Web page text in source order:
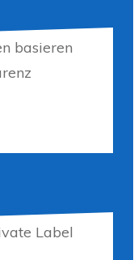
basieren
Label